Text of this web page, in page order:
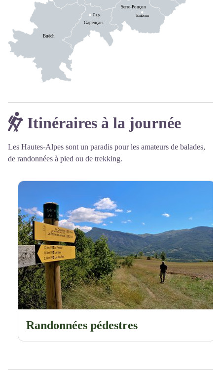
Gapençais
Gap
Serre-Ponçon
Embrun
Buëch
Itinéraires à la journée
Les Hautes-Alpes sont un paradis pour les amateurs de balades,
de randonnées à pied ou de trekking.
Randonnées pédestres